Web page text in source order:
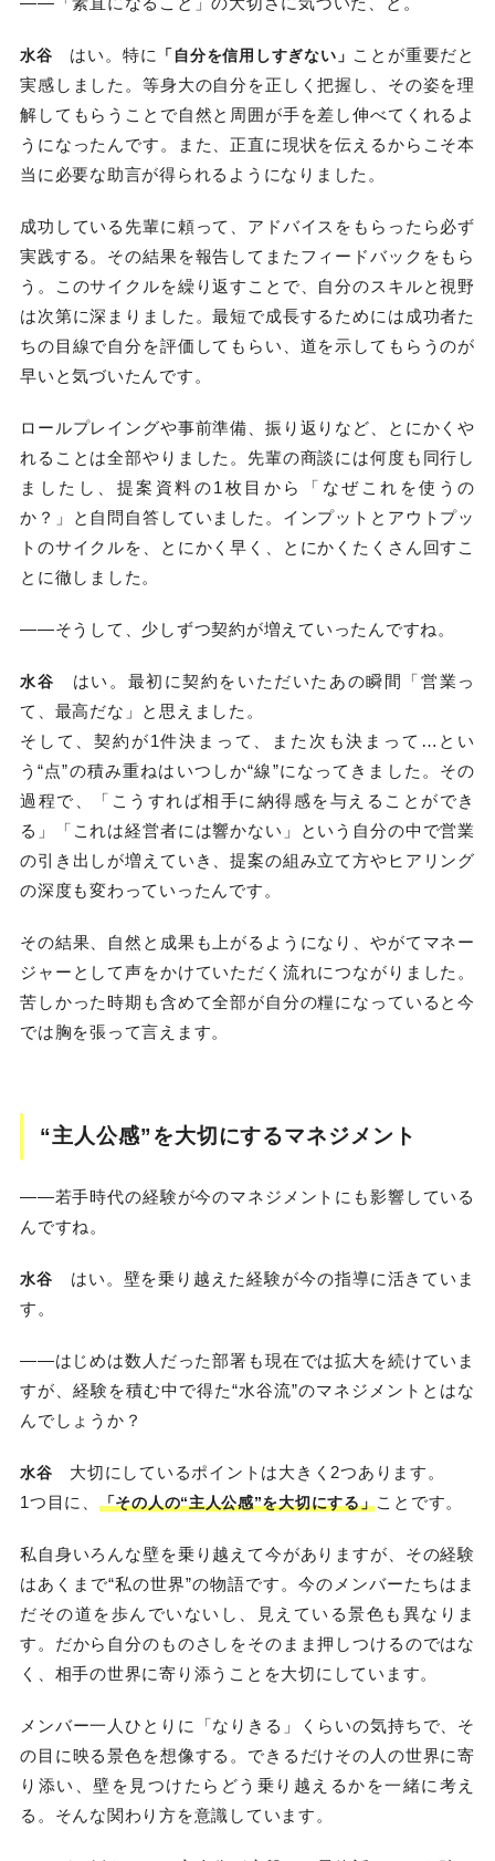
水谷 はい。特に 「自分を信用しすぎない」 ことが重要だと
実感しました。等身大の自分を正しく把握し、その姿を理
解してもらうことで自然と周囲が手を差し伸べてくれるよ
うになったんです。また、正直に現状を伝えるからこそ本
当に必要な助言が得られるようになりました。
成功している先輩に頼って、アドバイスをもらったら必ず
実践する。その結果を報告してまたフィードバックをもら
う。このサイクルを繰り返すことで、自分のスキルと視野
は次第に深まりました。最短で成長するためには成功者た
ちの目線で自分を評価してもらい、道を示してもらうのが
早いと気づいたんです。
ロールプレイングや事前準備、振り返りなど、とにかくや
れることは全部やりました。先輩の商談には何度も同行し
ましたし、提案資料の1枚目から「なぜこれを使うの
か？」と自問自答していました。インプットとアウトプッ
トのサイクルを、とにかく早く、とにかくたくさん回すこ
とに徹しました。
――そうして、少しずつ契約が増えていったんですね。
水谷
はい。最初に契約をいただいたあの瞬間「営業っ
て、最高だな」と思えました。
そして、契約が1件決まって、また次も決まって…とい
う“点”の積み重ねはいつしか“線”になってきました。その
過程で、「こうすれば相手に納得感を与えることができ
る」「これは経営者には響かない」という自分の中で営業
の引き出しが増えていき、提案の組み立て方やヒアリング
の深度も変わっていったんです。
その結果、自然と成果も上がるようになり、やがてマネー
ジャーとして声をかけていただく流れにつながりました。
苦しかった時期も含めて全部が自分の糧になっていると今
では胸を張って言えます。
“主人公感”を大切にするマネジメント
――若手時代の経験が今のマネジメントにも影響している
んですね。
水谷 はい。壁を乗り越えた経験が今の指導に活きていま
す。
――はじめは数人だった部署も現在では拡大を続けていま
すが、経験を積む中で得た“水谷流”のマネジメントとはな
んでしょうか？
水谷 大切にしているポイントは大きく2つあります。
1つ目に、 「その人の“主人公感”を大切にする」ことです。
私自身いろんな壁を乗り越えて今がありますが、その経験
はあくまで“私の世界”の物語です。今のメンバーたちはま
だその道を歩んでいないし、見えている景色も異なりま
す。だから自分のものさしをそのまま押しつけるのではな
く、相手の世界に寄り添うことを大切にしています。
メンバー一人ひとりに「なりきる」くらいの気持ちで、そ
の目に映る景色を想像する。できるだけその人の世界に寄
り添い、壁を見つけたらどう乗り越えるかを一緒に考え
る。そんな関わり方を意識しています。